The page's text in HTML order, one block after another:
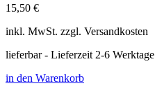
15,50 €
inkl. MwSt. zzgl. Versandkosten
lieferbar - Lieferzeit 2-6 Werktage
in den Warenkorb